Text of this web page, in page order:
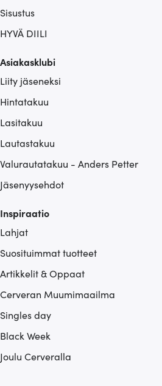
Sisustus
HYVÄ DIILI
Asiakasklubi
Liity jäseneksi
Hintatakuu
Lasitakuu
Lautastakuu
Valurautatakuu - Anders Petter
Jäsenyysehdot
Inspiraatio
Lahjat
Suosituimmat tuotteet
Artikkelit & Oppaat
Cerveran Muumimaailma
Singles day
Black Week
Joulu Cerveralla